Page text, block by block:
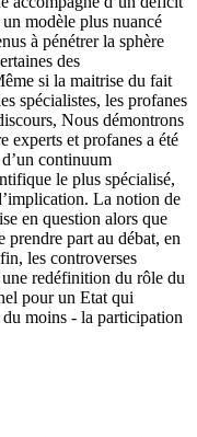
modèle plus nuancé
à pénétrer la sphère
des
si la maitrise du fait
spécialistes, les profanes
Nous démontrons
experts et profanes a été
continuum
le plus spécialisé,
La notion de
en question alors que
part au débat, en
les controverses
une redéfinition du rôle du
pour un Etat qui
moins - la participation